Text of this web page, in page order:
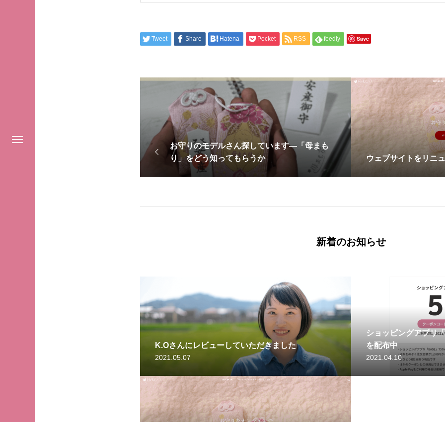
Tweet Share Hatena Pocket RSS feedly Save
お守りのモデルさん探しています―「母まも
り」をどう知ってもらうか
ウェブサイトをリニ
新着のお知らせ
K.Oさんにレビューしていただきました
2021.05.07
ショッピングアプリ
を配布中
2021.04.10